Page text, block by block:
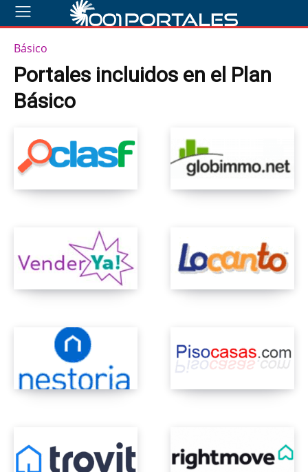
Básico
Portales incluidos en el Plan
Básico